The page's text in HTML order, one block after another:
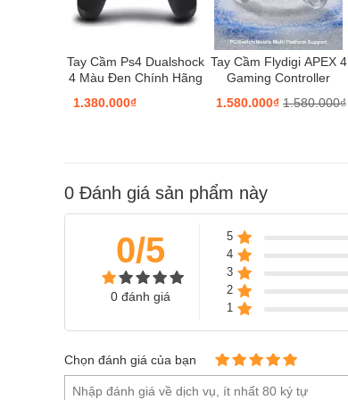
Tay Cầm Ps4 Dualshock
4 Màu Đen Chính Hãng
1.380.000₫
Tay Cầm Flydigi APEX 4
Gaming Controller
1.580.000₫ 1.580.000₫
0 Đánh giá sản phẩm này
0/5
0 đánh giá
5
4
3
2
1
Chọn đánh giá của bạn